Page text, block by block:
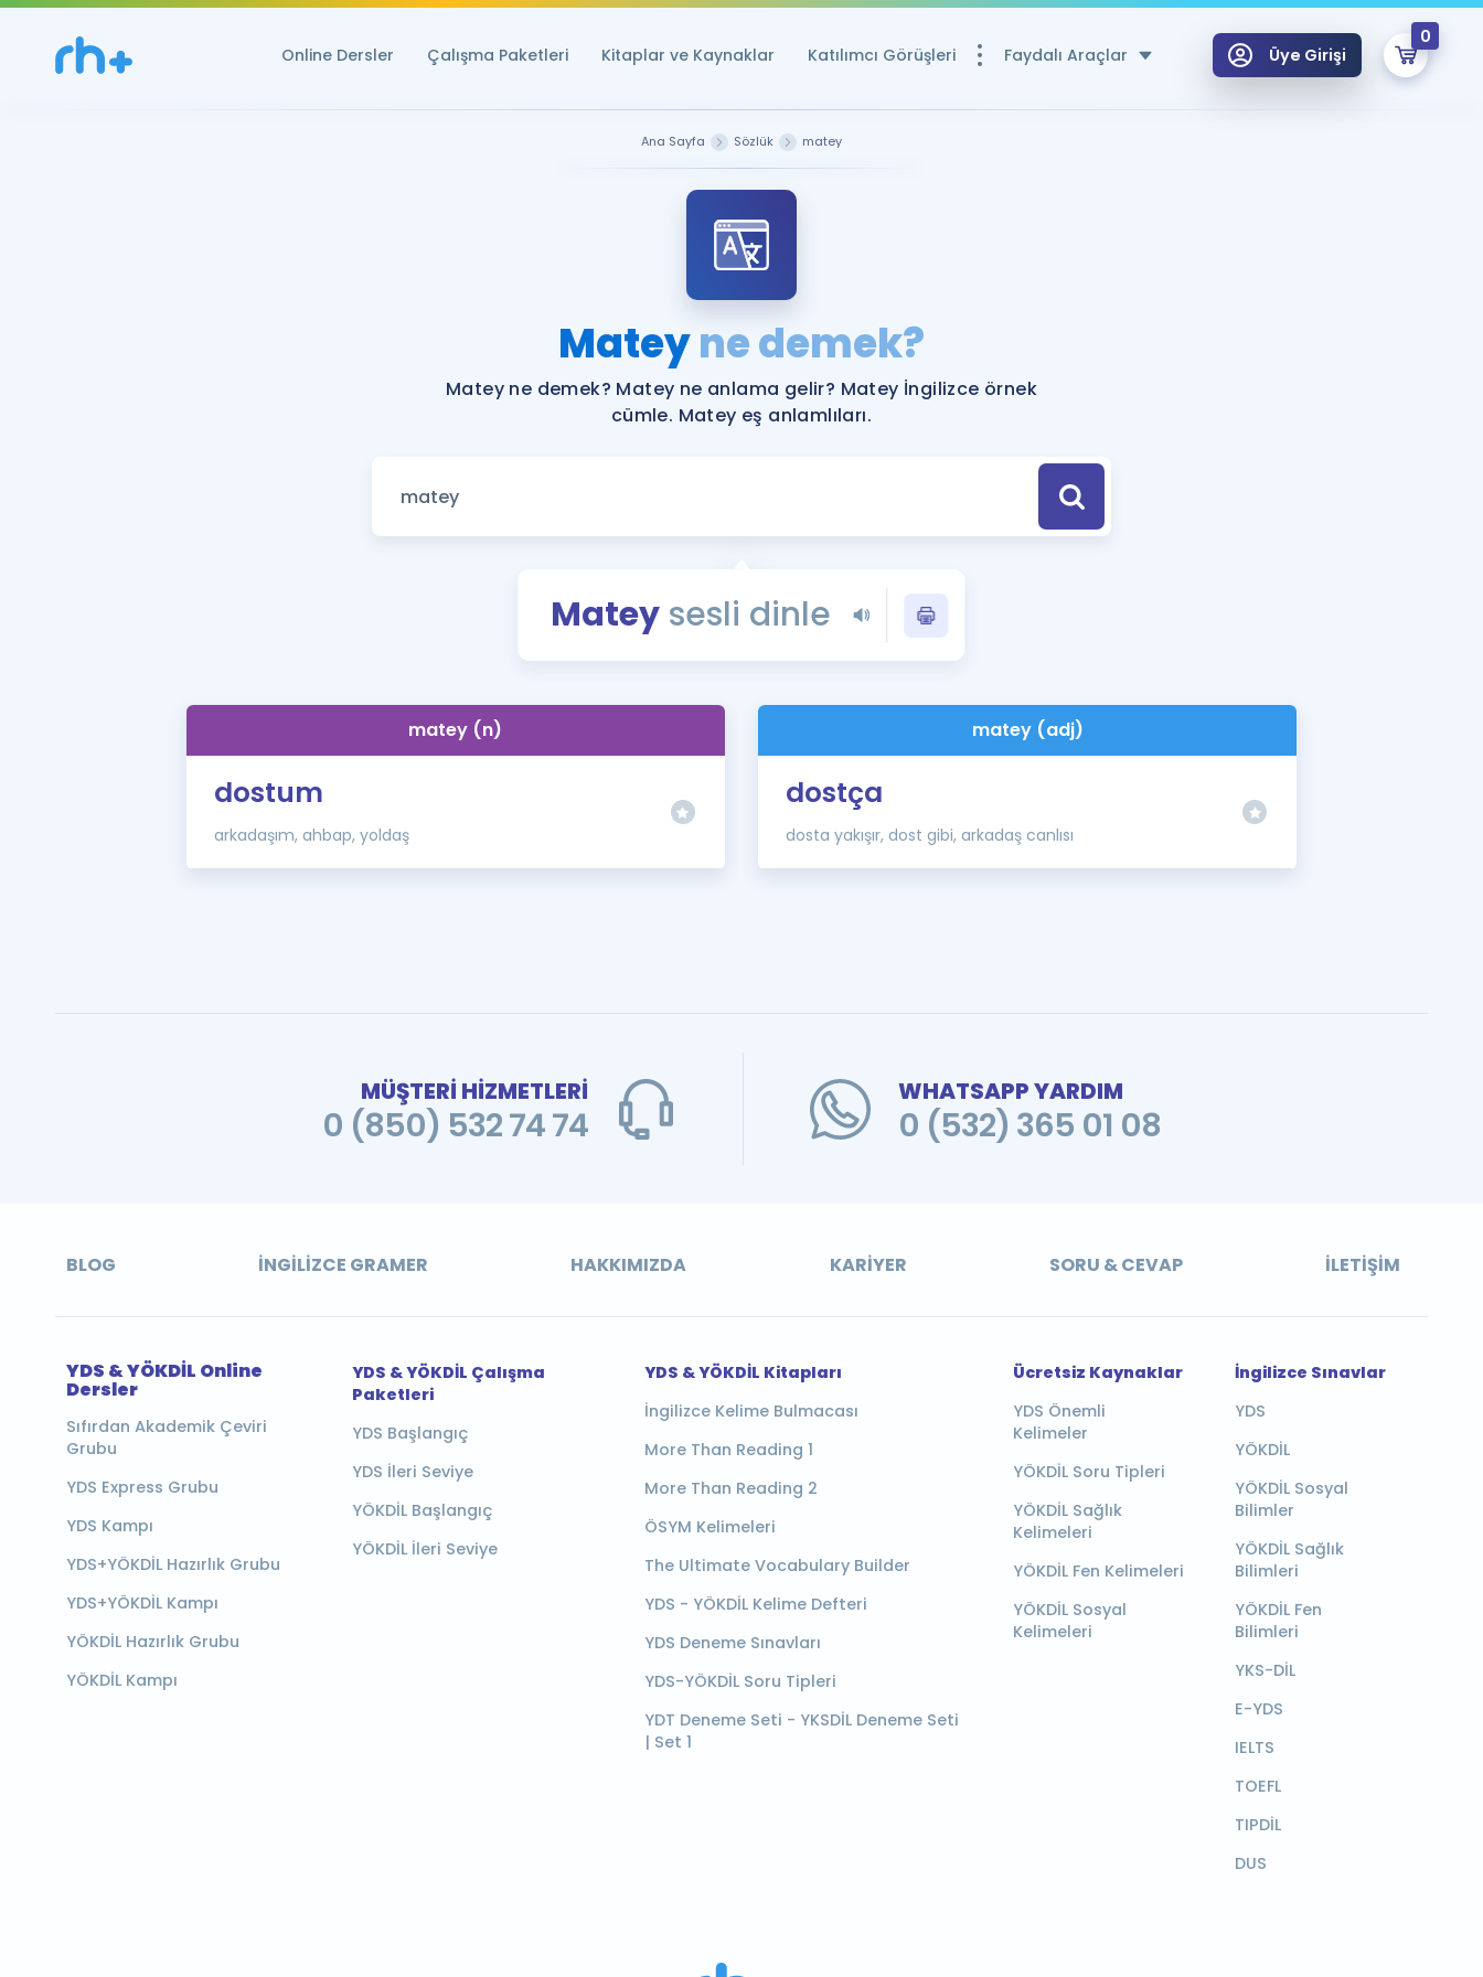
Online Dersler Çalışma Paketleri Kitaplar ve Kaynaklar Katılımcı Görüşleri Faydalı Araçlar
YDS ve YÖKDİL Puan Hesaplama Aracı
Rehberlik Aracı
YDS ve YÖKDİL'e Hazırlananlar için Öneriler
Tüm ÖSYM Sınavları Tek Takvimde
YDS - YÖKDİL Tüm Sınavlarla İlgili Haberler
İngilizce Gramer
Üye Girişi
0
Ana Sayfa Sözlük matey
Mateyne demek?
Matey ne demek? Matey ne anlama gelir? Matey İngilizce örnek
cümle. Matey eş anlamlıları.
Matey sesli dinle
matey (n)
dostum
arkadaşım, ahbap, yoldaş
matey (adj)
dostça
dosta yakışır, dost gibi, arkadaş canlısı
MÜŞTERİ HİZMETLERİ
0 (850) 532 74 74
WHATSAPP YARDIM
0 (532) 365 01 08
BLOG İNGILIZCE GRAMER HAKKIMIZDA KARIYER SORU & CEVAP İLETIŞIM
YDS & YÖKDİL Online
Dersler
Sıfırdan Akademik Çeviri
Grubu
YDS Express Grubu
YDS Kampı
YDS+YÖKDİL Hazırlık Grubu
YDS+YÖKDİL Kampı
YÖKDİL Hazırlık Grubu
YÖKDİL Kampı
YDS & YÖKDİL Çalışma
Paketleri
YDS Başlangıç
YDS İleri Seviye
YÖKDİL Başlangıç
YÖKDİL İleri Seviye
YDS & YÖKDİL Kitapları
İngilizce Kelime Bulmacası
More Than Reading 1
More Than Reading 2
ÖSYM Kelimeleri
The Ultimate Vocabulary Builder
YDS - YÖKDİL Kelime Defteri
YDS Deneme Sınavları
YDS-YÖKDİL Soru Tipleri
YDT Deneme Seti - YKSDİL Deneme Seti
| Set 1
Ücretsiz Kaynaklar
YDS Önemli
Kelimeler
YÖKDİL Soru Tipleri
YÖKDİL Sağlık
Kelimeleri
YÖKDİL Fen Kelimeleri
YÖKDİL Sosyal
Kelimeleri
İngilizce Sınavlar
YDS
YÖKDİL
YÖKDİL Sosyal
Bilimler
YÖKDİL Sağlık
Bilimleri
YÖKDİL Fen
Bilimleri
YKS-DİL
E-YDS
IELTS
TOEFL
TIPDİL
DUS